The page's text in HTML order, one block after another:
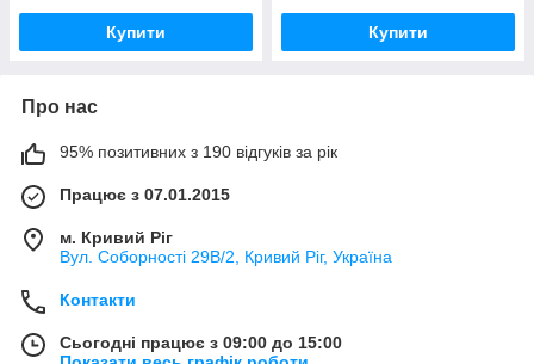
Купити Купити
Про нас
95% позитивних з 190 відгуків за рік
Працює з 07.01.2015
м. Кривий Ріг
Вул. Соборності 29В/2, Кривий Ріг, Україна
Контакти
Сьогодні працює з 09:00 до 15:00